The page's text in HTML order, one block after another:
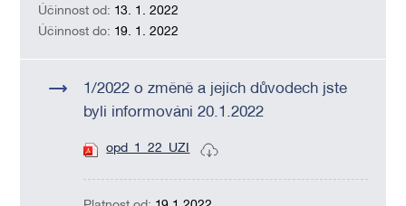
Účinnost od: 13. 1. 2022
Účinnost do: 19. 1. 2022
1/2022 o změně a jejích důvodech jste
byli informováni 20.1.2022
opd_1_22_UZI